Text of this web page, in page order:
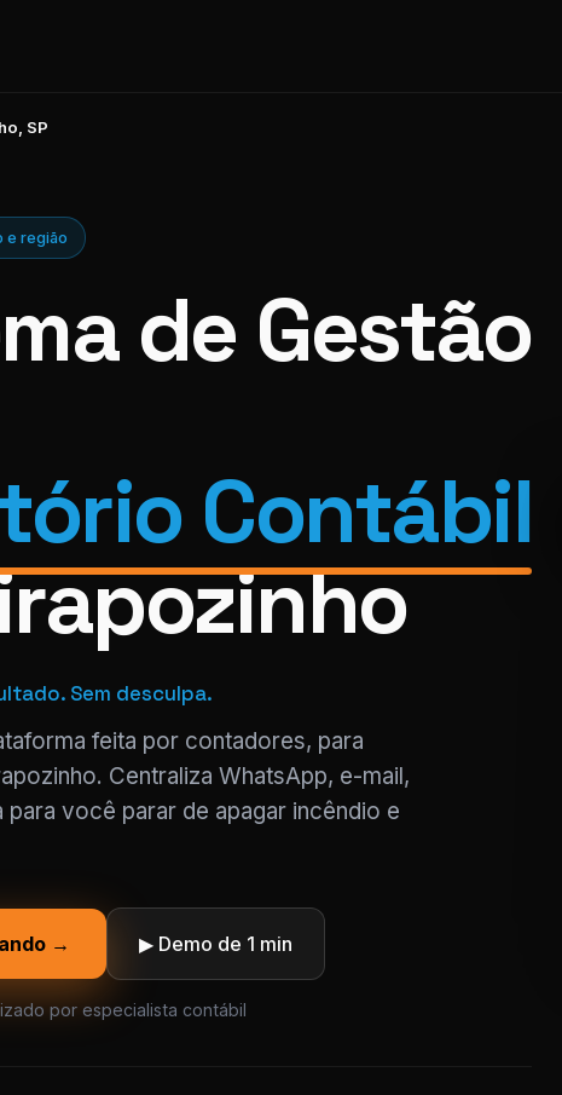
SP
e região
de Gestão
Contábil
Sem desculpa.
feita por contadores, para
Centraliza WhatsApp, e-mail,
você parar de apagar incêndio e
→ ▶ Demo de 1 min
por especialista contábil